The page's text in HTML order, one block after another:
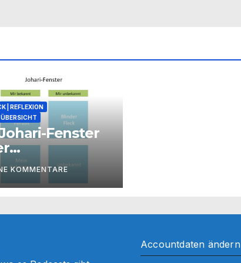
| REFLEXION
Fenster
KOMMENTARE
Accountdaten ändern